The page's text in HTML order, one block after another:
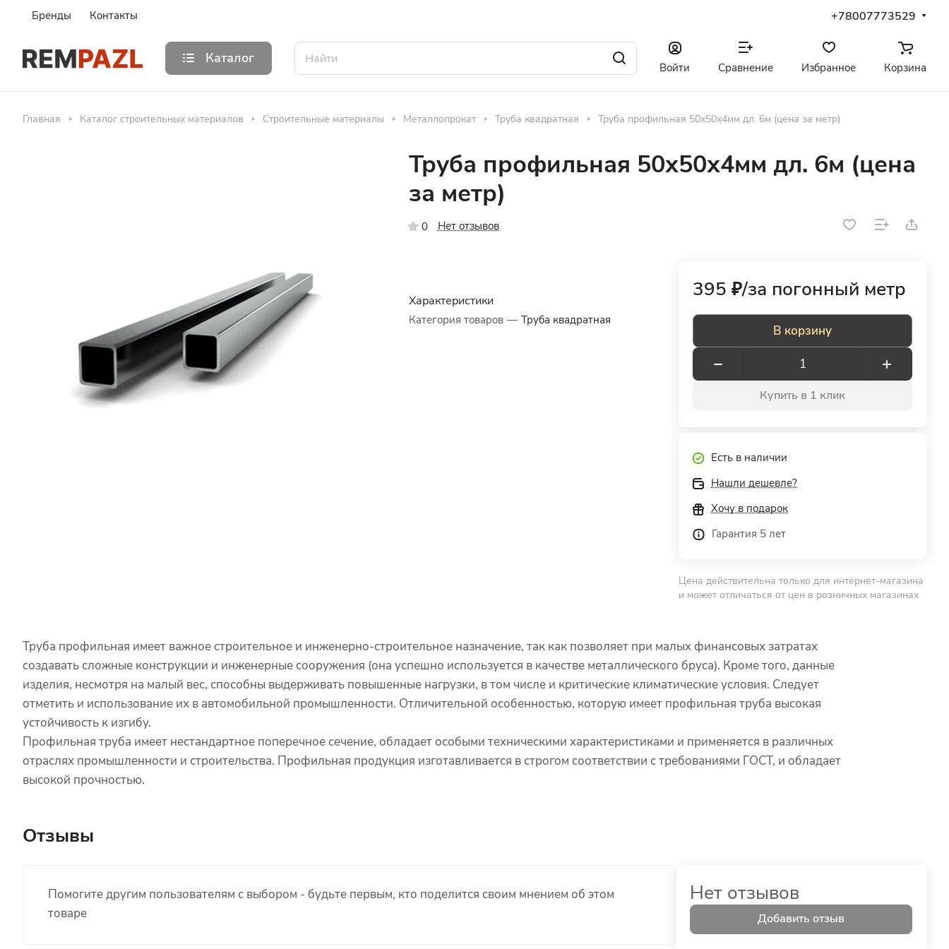
Бренды Контакты +78007773529
Каталог
Войти Сравнение Избранное Корзина
Главная Каталог строительных материалов Строительные материалы Металлопрокат Труба квадратная Труба профильная 50х50х4мм дл. 6м (цена за метр)
Труба профильная 50х50х4мм дл. 6м (цена
за метр)
0 Нет отзывов
Характеристики
Категория товаров — Труба квадратная
395 ₽/за погонный метр
В корзину
Купить в 1 клик
Есть в наличии
Нашли дешевле?
Хочу в подарок
Гарантия 5 лет
Цена действительна только для интернет-магазина
и может отличаться от цен в розничных магазинах
Труба профильная имеет важное строительное и инженерно-строительное назначение, так как позволяет при малых финансовых затратах
создавать сложные конструкции и инженерные сооружения (она успешно используется в качестве металлического бруса). Кроме того, данные
изделия, несмотря на малый вес, способны выдерживать повышенные нагрузки, в том числе и критические климатические условия. Следует
отметить и использование их в автомобильной промышленности. Отличительной особенностью, которую имеет профильная труба высокая
устойчивость к изгибу.
Профильная труба имеет нестандартное поперечное сечение, обладает особыми техническими характеристиками и применяется в различных
отраслях промышленности и строительства. Профильная продукция изготавливается в строгом соответствии с требованиями ГОСТ, и обладает
высокой прочностью.
Отзывы
Помогите другим пользователям с выбором - будьте первым, кто поделится своим мнением об этом
товаре
Нет отзывов
Добавить отзыв